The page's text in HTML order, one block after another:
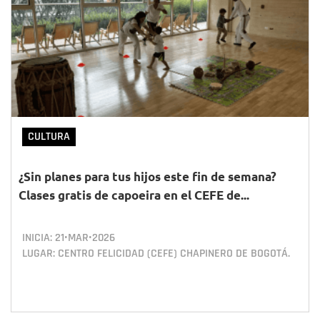
CULTURA
¿Sin planes para tus hijos este fin de semana?
Clases gratis de capoeira en el CEFE de...
INICIA: 21•MAR•2026
LUGAR: CENTRO FELICIDAD (CEFE) CHAPINERO DE BOGOTÁ.